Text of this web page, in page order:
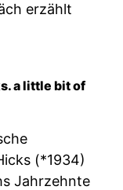
erzählt
a little bit of
(*1934)
Jahrzehnte